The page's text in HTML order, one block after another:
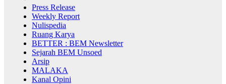
Press Release
Weekly Report
Nulispedia
Ruang Karya
BETTER : BEM Newsletter
Sejarah BEM Unsoed
Arsip
MALAKA
Kanal Opini